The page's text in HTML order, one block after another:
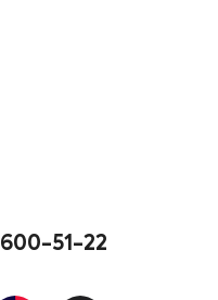
600-51-22